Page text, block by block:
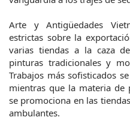
Arte y Antigüedades
estrictas sobre la
varias tiendas a la caza
pinturas tradicionales y
Trabajos más sofisticados
mientras que la materia de
se promociona en las
ambulantes.